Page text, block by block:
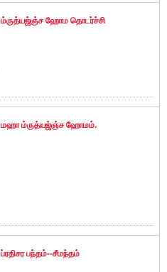
ம்ருத்யஜ்ஞ்ச ஹோம தொடர்ச்சி
மஹா ம்ருத்யஜ்ஞ்ச ஹோமம்.
ப்ரதிசர பந்தம்--சீமந்தம்